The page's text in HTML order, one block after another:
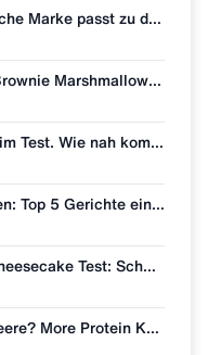
ESN vs. More Nutrition: Welche Marke passt zu dir?
More Protein Iced Coffee "Brownie Marshmallow" im ehrlichen Test! 🧋🍫
Zerup Monster Geschmack im Test. Wie nah kommt More Nutrition wirklich ran?
WPF Rezepte zum Abnehmen: Top 5 Gerichte einfach nachmachen 🥩🥗
ESN Designer Bar Lemon Cheesecake Test: Schmeckt wie Zitronenkuchen?
Dunkle Schokolade + Himbeere? More Protein Kaffee "Dark Chocolate Raspberry" im Test 🧋👀